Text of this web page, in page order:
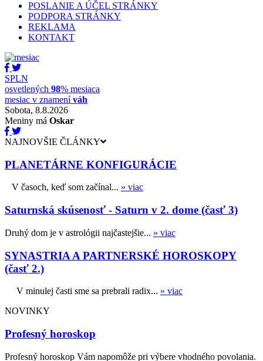
POSLANIE A ÚČEL STRÁNKY
PODPORA STRÁNKY
REKLAMA
KONTAKT
SPLN
osvetlených 98% mesiaca
mesiac v znameníváh
Sobota, 8.8.2026
Meniny má Oskar
NAJNOVŠIE ČLÁNKY
PLANETÁRNE KONFIGURÁCIE
V časoch, keď som začínal... » viac
Saturnská skúsenosť - Saturn v 2. dome (časť 3)
Druhý dom je v astrológii najčastejšie... » viac
SYNASTRIA A PARTNERSKÉ HOROSKOPY
(časť 2.)
V minulej časti sme sa prebrali radix... » viac
NOVINKY
Profesný horoskop
Profesný horoskop Vám napomôže pri výbere vhodného povolania.